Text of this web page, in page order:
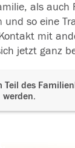
als auch
so eine
mit
jetzt ganz
des
werden.